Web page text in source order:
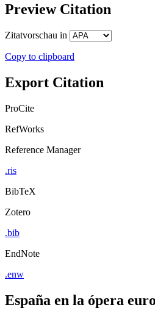
Preview Citation
Zitatvorschau in
Copy to clipboard
Export Citation
ProCite
RefWorks
Reference Manager
.ris
BibTeX
Zotero
.bib
EndNote
.enw
España en la ópera